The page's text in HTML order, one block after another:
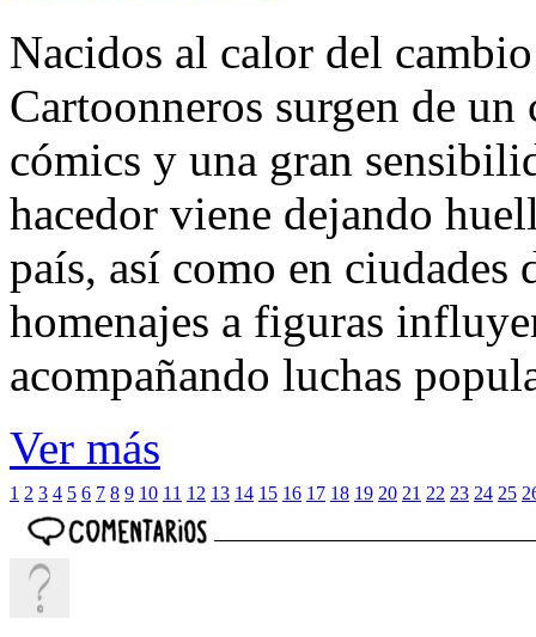
Nacidos al calor del
Cartoonneros surgen de
cómics y una gran
hacedor viene dejando
país, así como en
homenajes a figuras
acompañando luchas
Ver más
1 2 3 4 5 6 7 8 9 10 11 12 13 14 15 16 17 18 19 20 21 22 23 24 25